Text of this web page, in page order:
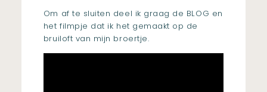
Om af te sluiten deel ik graag de BLOG en
het filmpje dat ik het gemaakt op de
bruiloft van mijn broertje.